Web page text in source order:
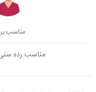
مناسب
مناسب رده سنی: از 25 سال تا